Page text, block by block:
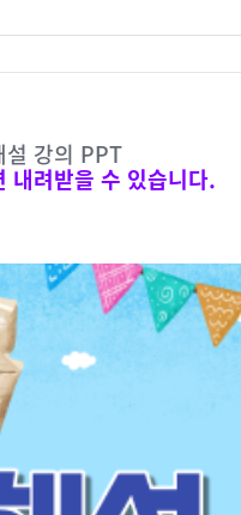
설 강의 PPT
려받을 수 있습니다.